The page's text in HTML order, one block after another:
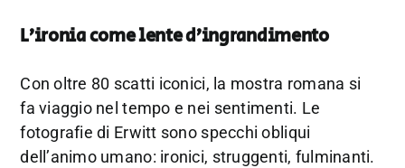
L’ironia come lente d’ingrandimento
Con oltre 80 scatti iconici, la mostra romana si
fa viaggio nel tempo e nei sentimenti. Le
fotografie di Erwitt sono specchi obliqui
dell’animo umano: ironici, struggenti, fulminanti.